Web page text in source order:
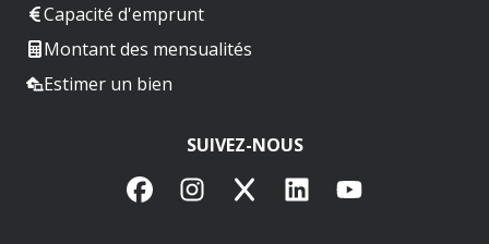
Capacité d'emprunt
Montant des mensualités
Estimer un bien
SUIVEZ-NOUS
FacebookInstagram
X LinkedInYouTube